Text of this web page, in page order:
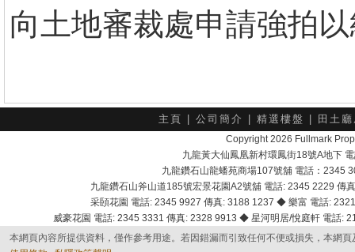
向土地審裁處申請強拍
主頁 公司簡介 精選樓盤 田土
Copyright 2026 Fullmark
九龍黃大仙鳳凰新村環鳳街18號A地下
九龍鑽石山龍蟠苑商場107號舖 電話：2345
九龍鑽石山斧山道185號宏景花園A2號舖 電話: 2345 2229
采頣花園 電話: 2345 9927 傳真: 3188 1237 ◆ 樂富 電話:
威豪花園 電話: 2345 3331 傳真: 2328 9913 ◆ 星河明居/悅庭軒 電話
本網頁內容所提供資料，僅作參考用途。若因錯漏而引致任何不便或損失，本網